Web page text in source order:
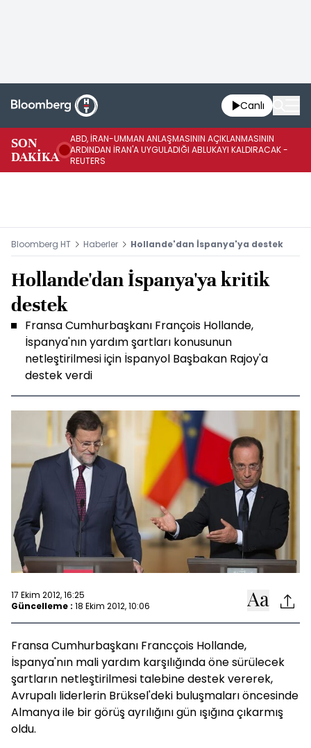
Canlı
SON
DAKİKA
ABD, İRAN-UMMAN ANLAŞMASININ AÇIKLANMASININ
ARDINDAN İRAN'A UYGULADIĞI ABLUKAYI KALDIRACAK -
REUTERS
Bloomberg HT Haberler Hollande'dan İspanya'ya destek
Hollande'dan İspanya'ya kritik
destek
Fransa Cumhurbaşkanı François Hollande,
İspanya'nın yardım şartları konusunun
netleştirilmesi için İspanyol Başbakan Rajoy'a
destek verdi
17 Ekim 2012, 16:25
Güncelleme : 18 Ekim 2012, 10:06
Fransa Cumhurbaşkanı Francçois Hollande,
İspanya'nın mali yardım karşılığında öne sürülecek
şartların netleştirilmesi talebine destek vererek,
Avrupalı liderlerin Brüksel'deki buluşmaları öncesinde
Almanya ile bir görüş ayrılığını gün ışığına çıkarmış
oldu.